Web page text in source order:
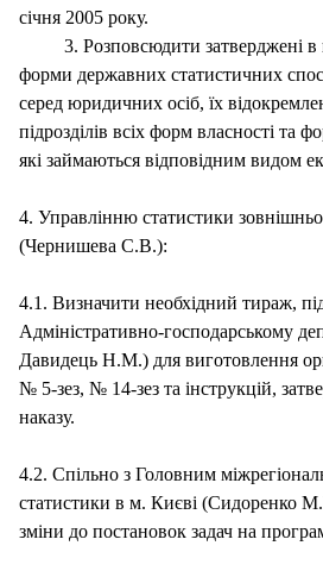
січня 2005 року.
3. Розповсюдити затверджені в
форми державних статистичних
серед юридичних осіб, їх
підрозділів всіх форм власності та
які займаються відповідним видом
4. Управлінню статистики
(Чернишева С.В.):
4.1. Визначити необхідний тираж,
Адміністративно-господарському
Давидець Н.М.) для виготовлення
№ 5‑зез, № 14-зез та інструкцій,
наказу.
4.2. Спільно з Головним
статистики в м. Києві (Сидоренко
зміни до постановок задач на